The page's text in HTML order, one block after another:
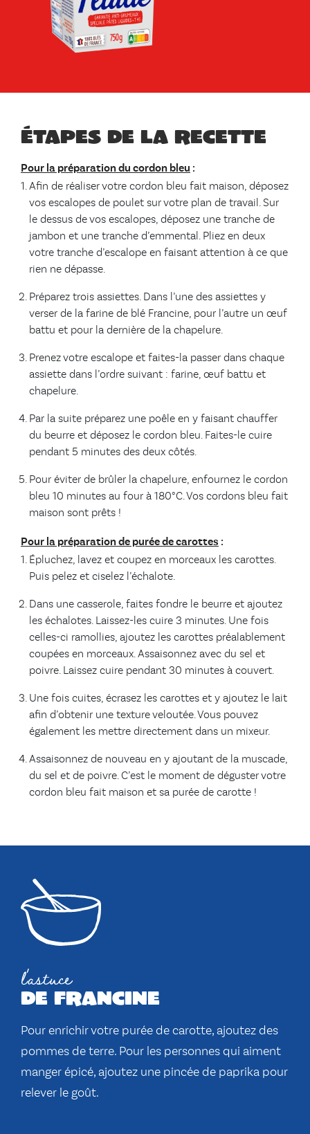
Étapes de la recette
Pour la préparation du cordon bleu :
Afin de réaliser votre cordon bleu fait maison, déposez
vos escalopes de poulet sur votre plan de travail. Sur
le dessus de vos escalopes, déposez une tranche de
jambon et une tranche d’emmental. Pliez en deux
votre tranche d’escalope en faisant attention à ce que
rien ne dépasse.
Préparez trois assiettes. Dans l’une des assiettes y
verser de la farine de blé Francine, pour l’autre un œuf
battu et pour la dernière de la chapelure.
Prenez votre escalope et faites-la passer dans chaque
assiette dans l’ordre suivant : farine, œuf battu et
chapelure.
Par la suite préparez une poêle en y faisant chauffer
du beurre et déposez le cordon bleu. Faites-le cuire
pendant 5 minutes des deux côtés.
Pour éviter de brûler la chapelure, enfournez le cordon
bleu 10 minutes au four à 180°C. Vos cordons bleu fait
maison sont prêts !
Pour la préparation de purée de carottes :
Épluchez, lavez et coupez en morceaux les carottes.
Puis pelez et ciselez l’échalote.
Dans une casserole, faites fondre le beurre et ajoutez
les échalotes. Laissez-les cuire 3 minutes. Une fois
celles-ci ramollies, ajoutez les carottes préalablement
coupées en morceaux. Assaisonnez avec du sel et
poivre. Laissez cuire pendant 30 minutes à couvert.
Une fois cuites, écrasez les carottes et y ajoutez le lait
afin d’obtenir une texture veloutée. Vous pouvez
également les mettre directement dans un mixeur.
Assaisonnez de nouveau en y ajoutant de la muscade,
du sel et de poivre. C’est le moment de déguster votre
cordon bleu fait maison et sa purée de carotte !
l'astuce
de francine
Pour enrichir votre purée de carotte, ajoutez des
pommes de terre. Pour les personnes qui aiment
manger épicé, ajoutez une pincée de paprika pour
relever le goût.